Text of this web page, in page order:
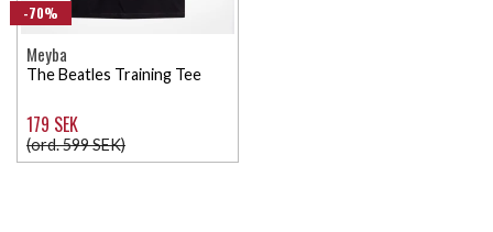
-70%
Meyba
The Beatles Training Tee
179 SEK
(ord. 599 SEK)